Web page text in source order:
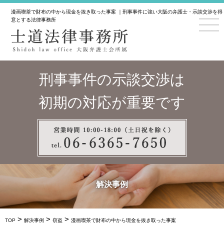
漫画喫茶で財布の中から現金を抜き取った事案 ｜刑事事件に強い大阪の弁護士・示談交渉を得
意とする法律事務所
刑事事件の示談交渉は
初期の対応が重要です
解決事例
TOP > 解決事例 > 窃盗 > 漫画喫茶で財布の中から現金を抜き取った事案